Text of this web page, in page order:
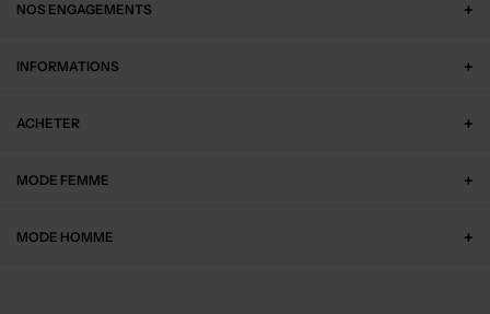
NOS ENGAGEMENTS
INFORMATIONS
ACHETER
MODE FEMME
MODE HOMME